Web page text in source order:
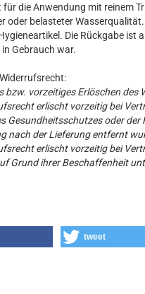
für die Anwendung mit reinem
oder belasteter Wasserqualität.
Die Rückgabe ist
Gebrauch war.
bzw. vorzeitiges Erlöschen des
erlischt vorzeitig bei
Gesundheitsschutzes oder
nach der Lieferung entfernt
erlischt vorzeitig bei
Grund ihrer Beschaffenheit
tweet